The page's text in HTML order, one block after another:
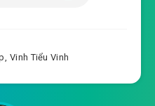
,Vinh Tiểu Vinh